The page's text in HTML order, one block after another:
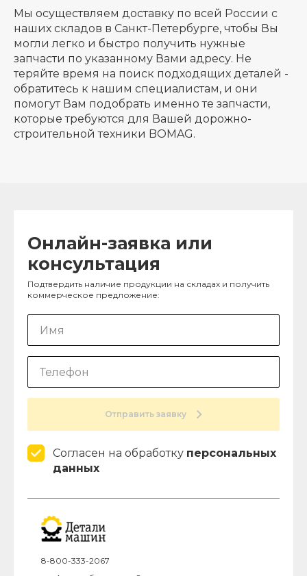
Мы осуществляем доставку по всей России с
наших складов в Санкт-Петербурге, чтобы Вы
могли легко и быстро получить нужные
запчасти по указанному Вами адресу. Не
теряйте время на поиск подходящих деталей -
обратитесь к нашим специалистам, и они
помогут Вам подобрать именно те запчасти,
которые требуются для Вашей дорожно-
строительной техники BOMAG.
Онлайн-заявка или
консультация
Подтвердить наличие продукции на складах и получить
коммерческое предложение:
Отправить заявку
Согласен на обработку персональных
данных
8-800-333-2067